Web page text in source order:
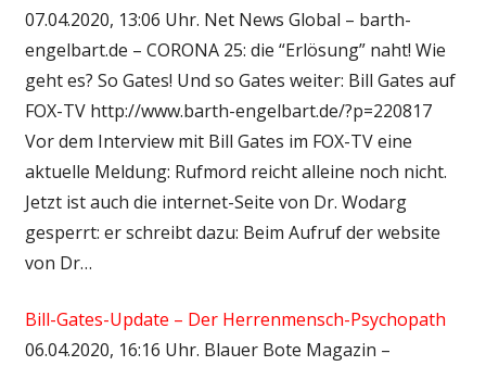
07.04.2020, 13:06 Uhr. Net News Global – barth-
engelbart.de – CORONA 25: die “Erlösung” naht! Wie
geht es? So Gates! Und so Gates weiter: Bill Gates auf
FOX-TV http://www.barth-engelbart.de/?p=220817
Vor dem Interview mit Bill Gates im FOX-TV eine
aktuelle Meldung: Rufmord reicht alleine noch nicht.
Jetzt ist auch die internet-Seite von Dr. Wodarg
gesperrt: er schreibt dazu: Beim Aufruf der website
von Dr…
Bill-Gates-Update – Der Herrenmensch-Psychopath
06.04.2020, 16:16 Uhr. Blauer Bote Magazin –